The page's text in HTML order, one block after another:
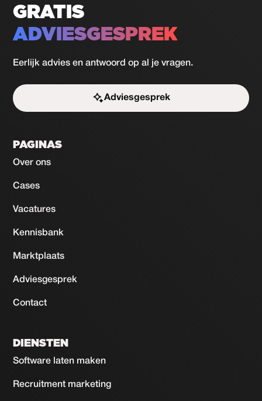
GRATIS
ADVIESGESPREK
Eerlijk advies en antwoord op al je vragen.
Adviesgesprek
Start de uitdaging
PAGINAS
Over ons
Cases
Vacatures
Kennisbank
Marktplaats
Adviesgesprek
Contact
DIENSTEN
Software laten maken
Recruitment marketing